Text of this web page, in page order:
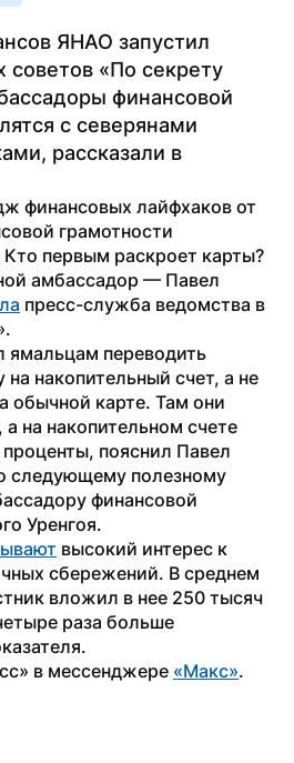
ЯНАО запустил
«По секрету
финансовой
с северянами
рассказали в
финансовых лайфхаков от
грамотности
первым раскроет карты?
амбассадор — Павел
пресс-служба ведомства в
ямальцам переводить
на накопительный счет, а не
обычной карте. Там они
на накопительном счете
пояснил Павел
следующему полезному
финансовой
Уренгоя.
высокий интерес к
сбережений. В среднем
вложил в нее 250 тысяч
раза больше
в мессенджере «Макс».